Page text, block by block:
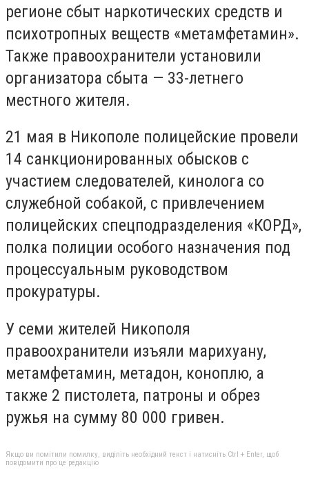
регионе сбыт наркотических средств и
психотропных веществ «метамфетамин».
Также правоохранители установили
организатора сбыта — 33-летнего
местного жителя.
21 мая в Никополе полицейские провели
14 санкционированных обысков с
участием следователей, кинолога со
служебной собакой, с привлечением
полицейских спецподразделения «КОРД»,
полка полиции особого назначения под
процессуальным руководством
прокуратуры.
У семи жителей Никополя
правоохранители изъяли марихуану,
метамфетамин, метадон, коноплю, а
также 2 пистолета, патроны и обрез
ружья на сумму 80 000 гривен.
Якщо ви помітили помилку, виділіть необхідний текст і натисніть Ctrl + Enter, щоб
повідомити про це редакцію